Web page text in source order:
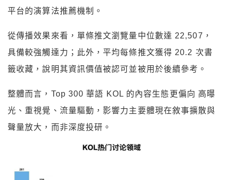
平台的演算法推薦機制。
從傳播效果來看，單條推文瀏覽量中位數達 22,507，
具備較強觸達力；此外，平均每條推文獲得 20.2 次書
籤收藏，說明其資訊價值被認可並被用於後續參考。
整體而言，Top 300 華語 KOL 的內容生態更偏向 高曝
光、重視覺、流量驅動，影響力主要體現在敘事擴散與
聲量放大，而非深度投研。